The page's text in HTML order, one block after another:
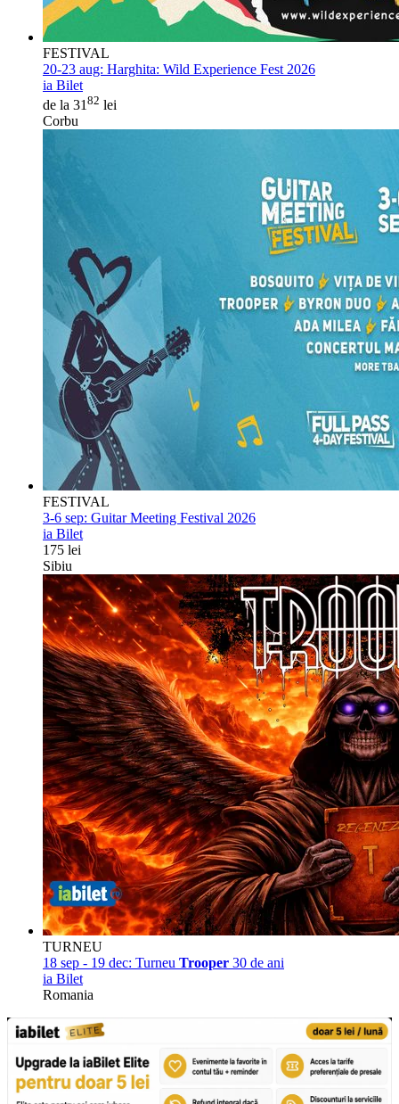
FESTIVAL
20-23 aug: Harghita: Wild Experience Fest 2026
ia Bilet
de la 31 82 lei
Corbu
FESTIVAL
3-6 sep: Guitar Meeting Festival 2026
ia Bilet
175 lei
Sibiu
TURNEU
18 sep - 19 dec: Turneu Trooper 30 de ani
ia Bilet
Romania